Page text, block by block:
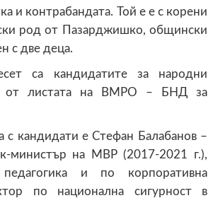
и контрабандата. Той е е с корени
род от Пазарджишко, общински
с две деца.
са кандидатите за народни
от листата на ВМРО – БНД за
с кандидати е Стефан Балабанов –
министър на МВР (2017-2021 г.),
и по корпоративна
по национална сигурност в